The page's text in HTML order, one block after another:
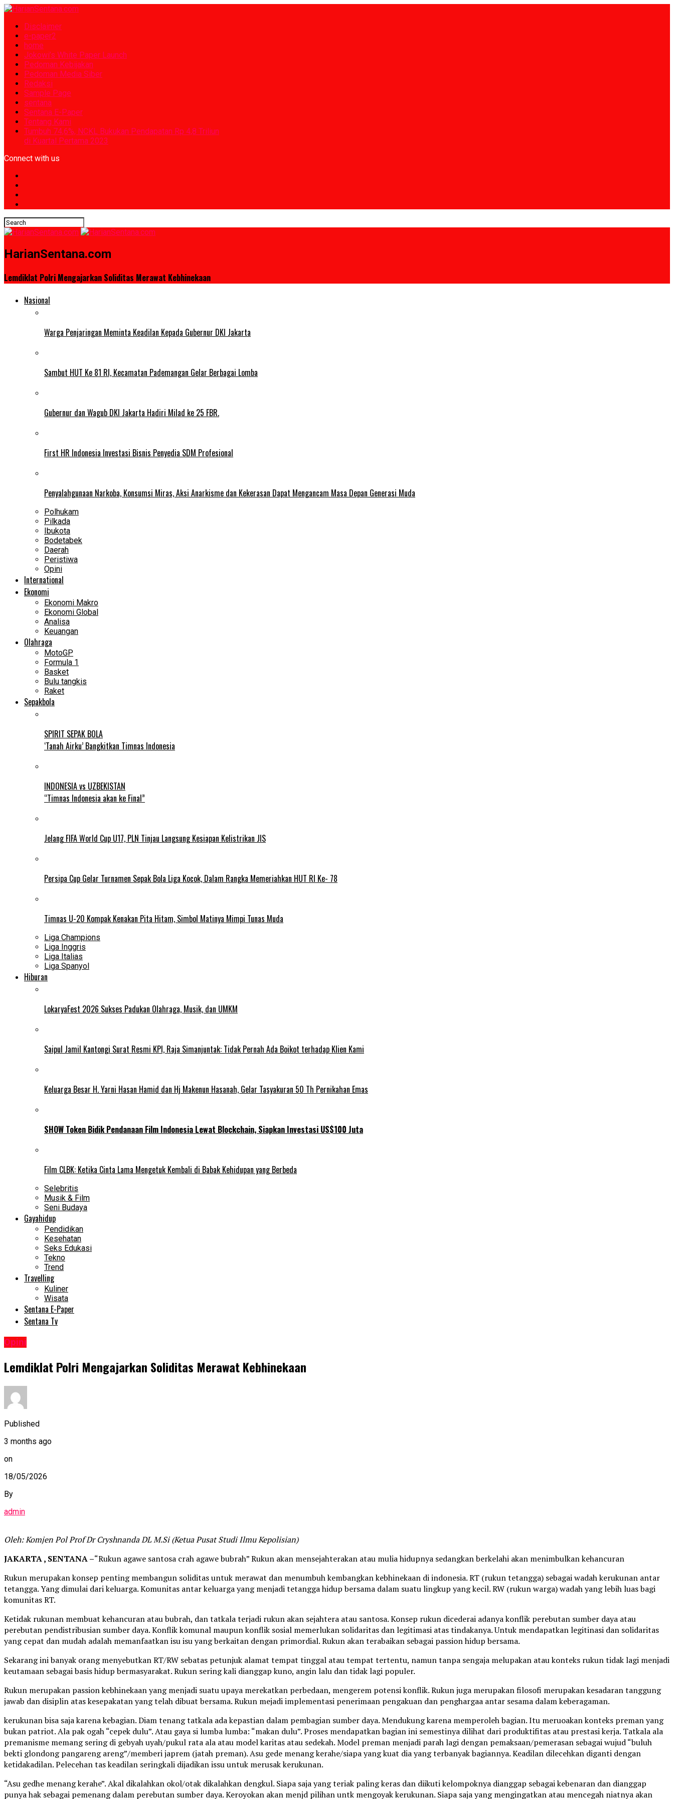
Disclaimer
e-paper2
home
Jokowi’s White Paper Launch
Pedoman Kebijakan
Pedoman Media Siber
Redaksi
Sample Page
sentana
Sentana E-Paper
Tentang Kami
Tumbuh 74,6%, NCKL Bukukan Pendapatan Rp 4,8 Triliun
di Kuartal Pertama 2023
Connect with us
HarianSentana.com
Lemdiklat Polri Mengajarkan Soliditas Merawat Kebhinekaan
Nasional
Warga Penjaringan Meminta Keadilan Kepada Gubernur DKI Jakarta
Sambut HUT Ke 81 RI, Kecamatan Pademangan Gelar Berbagai Lomba
Gubernur dan Wagub DKI Jakarta Hadiri Milad ke 25 FBR.
First HR Indonesia Investasi Bisnis Penyedia SDM Profesional
Penyalahgunaan Narkoba, Konsumsi Miras, Aksi Anarkisme dan Kekerasan Dapat Mengancam Masa Depan Generasi Muda
Polhukam
Pilkada
Ibukota
Bodetabek
Daerah
Peristiwa
Opini
International
Ekonomi
Ekonomi Makro
Ekonomi Global
Analisa
Keuangan
Olahraga
MotoGP
Formula 1
Basket
Bulu tangkis
Raket
Sepakbola
SPIRIT SEPAK BOLA
‘Tanah Airku’ Bangkitkan Timnas Indonesia
INDONESIA vs UZBEKISTAN
“Timnas Indonesia akan ke Final”
Jelang FIFA World Cup U17, PLN Tinjau Langsung Kesiapan Kelistrikan JIS
Persipa Cup Gelar Turnamen Sepak Bola Liga Kocok, Dalam Rangka Memeriahkan HUT RI Ke- 78
Timnas U-20 Kompak Kenakan Pita Hitam, Simbol Matinya Mimpi Tunas Muda
Liga Champions
Liga Inggris
Liga Italias
Liga Spanyol
Hiburan
LokaryaFest 2026 Sukses Padukan Olahraga, Musik, dan UMKM
Saipul Jamil Kantongi Surat Resmi KPI, Raja Simanjuntak: Tidak Pernah Ada Boikot terhadap Klien Kami
Keluarga Besar H. Yarni Hasan Hamid dan Hj Makenun Hasanah, Gelar Tasyakuran 50 Th Pernikahan Emas
SHOW Token Bidik Pendanaan Film Indonesia Lewat Blockchain, Siapkan Investasi US$100 Juta
Film CLBK: Ketika Cinta Lama Mengetuk Kembali di Babak Kehidupan yang Berbeda
Selebritis
Musik & Film
Seni Budaya
Gayahidup
Pendidikan
Kesehatan
Seks Edukasi
Tekno
Trend
Travelling
Kuliner
Wisata
Sentana E-Paper
Sentana Tv
Opini
Lemdiklat Polri Mengajarkan Soliditas Merawat Kebhinekaan
Published
3 months ago
on
18/05/2026
By
admin
Oleh: Komjen Pol Prof Dr Cryshnanda DL M.Si (Ketua Pusat Studi Ilmu Kepolisian)
JAKARTA , SENTANA –“Rukun agawe santosa crah agawe bubrah” Rukun akan mensejahterakan atau mulia hidupnya sedangkan berkelahi akan menimbulkan kehancuran
Rukun merupakan konsep penting membangun soliditas untuk merawat dan menumbuh kembangkan kebhinekaan di indonesia. RT (rukun tetangga) sebagai wadah kerukunan antar
tetangga. Yang dimulai dari keluarga. Komunitas antar keluarga yang menjadi tetangga hidup bersama dalam suatu lingkup yang kecil. RW (rukun warga) wadah yang lebih luas bagi
komunitas RT.
Ketidak rukunan membuat kehancuran atau bubrah, dan tatkala terjadi rukun akan sejahtera atau santosa. Konsep rukun dicederai adanya konflik perebutan sumber daya atau
perebutan pendistribusian sumber daya. Konflik komunal maupun konflik sosial memerlukan solidaritas dan legitimasi atas tindakanya. Untuk mendapatkan legitinasi dan solidaritas
yang cepat dan mudah adalah memanfaatkan isu isu yang berkaitan dengan primordial. Rukun akan terabaikan sebagai passion hidup bersama.
Sekarang ini banyak orang menyebutkan RT/RW sebatas petunjuk alamat tempat tinggal atau tempat tertentu, namun tanpa sengaja melupakan atau konteks rukun tidak lagi menjadi
keutamaan sebagai basis hidup bermasyarakat. Rukun sering kali dianggap kuno, angin lalu dan tidak lagi populer.
Rukun merupakan passion kebhinekaan yang menjadi suatu upaya merekatkan perbedaan, mengerem potensi konflik. Rukun juga merupakan filosofi merupakan kesadaran tanggung
jawab dan disiplin atas kesepakatan yang telah dibuat bersama. Rukun mejadi implementasi penerimaan pengakuan dan penghargaa antar sesama dalam keberagaman.
kerukunan bisa saja karena kebagian. Diam tenang tatkala ada kepastian dalam pembagian sumber daya. Mendukung karena memperoleh bagian. Itu meruoakan konteks preman yang
bukan patriot. Ala pak ogah “cepek dulu”. Atau gaya si lumba lumba: “makan dulu”. Proses mendapatkan bagian ini semestinya dilihat dari produktifitas atau prestasi kerja. Tatkala ala
premanisme memang sering di gebyah uyah/pukul rata ala atau model karitas atau sedekah. Model preman menjadi parah lagi dengan pemaksaan/pemerasan sebagai wujud “buluh
bekti glondong pangareng areng”/memberi japrem (jatah preman). Asu gede menang kerahe/siapa yang kuat dia yang terbanyak bagiannya. Keadilan dilecehkan diganti dengan
ketidakadilan. Pelecehan tas keadilan seringkali dijadikan issu untuk merusak kerukunan.
“Asu gedhe menang kerahe”. Akal dikalahkan okol/otak dikalahkan dengkul. Siapa saja yang teriak paling keras dan diikuti kelompoknya dianggap sebagai kebenaran dan dianggap
punya hak sebagai pemenang dalam perebutan sumber daya. Keroyokan akan menjd pilihan untk mengoyak kerukunan. Siapa saja yang mengingatkan atau mencegah niatnya akan